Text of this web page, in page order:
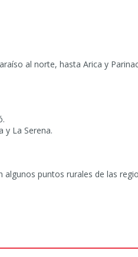
al norte, hasta Arica y
y La Serena.
puntos rurales de las